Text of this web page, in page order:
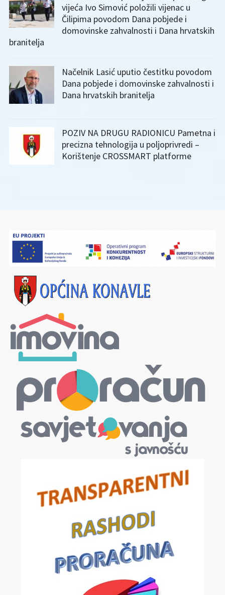
vijeća Ivo Simović položili vijenac u
Čilipima povodom Dana pobjede i
domovinske zahvalnosti i Dana hrvatskih
branitelja
Načelnik Lasić uputio čestitku povodom
Dana pobjede i domovinske zahvalnosti i
Dana hrvatskih branitelja
POZIV NA DRUGU RADIONICU Pametna i
precizna tehnologija u poljoprivredi –
Korištenje CROSSMART platforme